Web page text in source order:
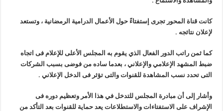
كانت قناة المحور تجرى إستفتاءً حول الأعمال الدرامية الرمضانية ، وتستعد
لإعلان نتائجه .
كما ثمن راتب الدور الفعال الذي يقوم به المجلس الأعلى للإعلام فى اتجاه
ضبط المشهد الإعلامي والإعلاني ، بعدما ساده من فوضى بسبب الشركات
التى تحدد نسب المشاهدة للقنوات والتى تؤثر فى الدخل الإعلاني .
وأشار إلى أن مبادرة المجلس للتدخل في هذا الأمر وتعظيم دوره فى
الإشراف على الاستفتاءات والاستطلاعات يعد حماية للقنوات بعد التأكد من